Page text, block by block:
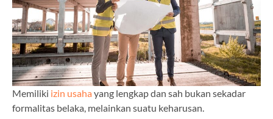
Memiliki izin usahayang lengkap dan sah bukan sekadar
formalitas belaka, melainkan suatu keharusan.